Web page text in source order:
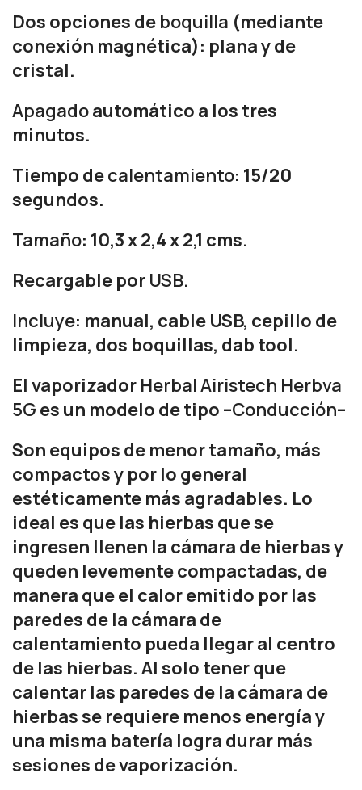
Dos opciones de boquilla (mediante
conexión magnética): plana y de
cristal.
Apagadoautomático a los tres
minutos.
Tiempo decalentamiento: 15/20
segundos.
Tamaño: 10,3 x 2,4 x 2,1 cms.
Recargable por USB.
Incluye: manual, cable USB, cepillo de
limpieza, dos boquillas, dab tool.
El vaporizador Herbal Airistech Herbva
5G es un modelo de tipo –Conducción–
Son equipos de menor tamaño, más
compactos y por lo general
estéticamente más agradables. Lo
ideal es que las hierbas que se
ingresen llenen la cámara de hierbas y
queden levemente compactadas, de
manera que el calor emitido por las
paredes de la cámara de
calentamiento pueda llegar al centro
de las hierbas. Al solo tener que
calentar las paredes de la cámara de
hierbas se requiere menos energía y
una misma batería logra durar más
sesiones de vaporización.